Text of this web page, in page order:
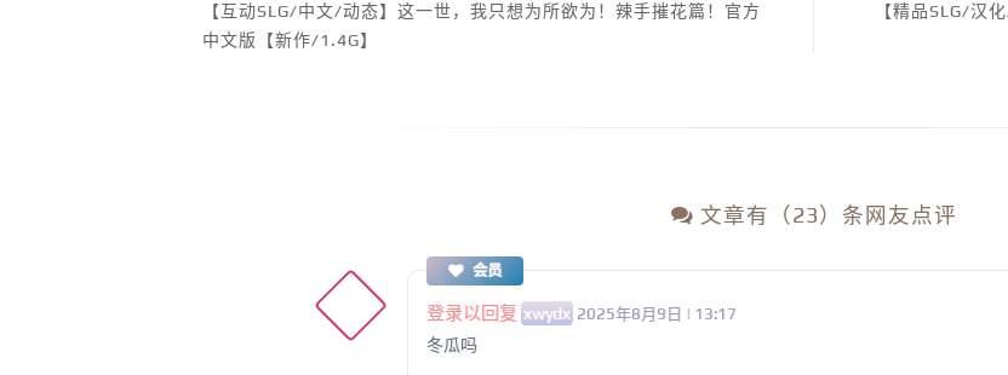
【互动SLG/中文/动态】这一世，我只想为所欲为！辣手摧花篇！官方
中文版【新作/1.4G】
【精品SLG/汉
文章有（23）条网友点评
会员
登录以回复 xwydx 2025年8月9日 | 13:17
冬瓜吗